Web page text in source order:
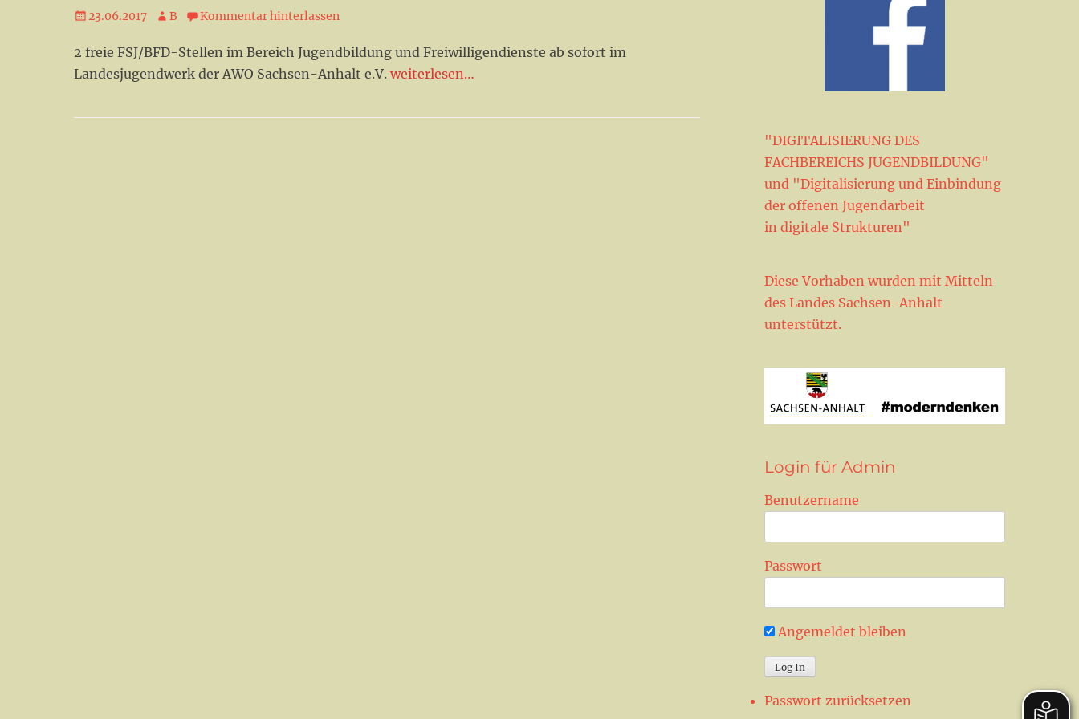
Veröffentlicht
23.06.2017 Autor
B Kommentar hinterlassen
2 freie FSJ/BFD-Stellen im Bereich Jugendbildung und Freiwilligendienste ab sofort im
Landesjugendwerk der AWO Sachsen-Anhalt e.V. weiterlesen…
"DIGITALISIERUNG DES
FACHBEREICHS JUGENDBILDUNG"
und "Digitalisierung und Einbindung
der offenen Jugendarbeit
in digitale Strukturen"
Diese Vorhaben wurden mit Mitteln
des Landes Sachsen-Anhalt
unterstützt.
Login für Admin
Benutzername
Passwort
Angemeldet bleiben
Passwort zurücksetzen